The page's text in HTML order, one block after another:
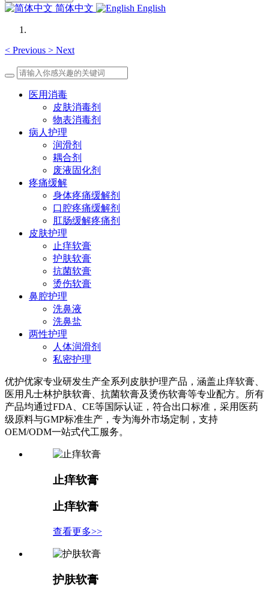
简体中文 English
< Previous > Next
医用消毒
皮肤消毒剂
物表消毒剂
病人护理
润滑剂
耦合剂
废液固化剂
疼痛缓解
身体疼痛缓解剂
口腔疼痛缓解剂
肛肠缓解疼痛剂
皮肤护理
止痒软膏
护肤软膏
抗菌软膏
烫伤软膏
鼻腔护理
洗鼻液
洗鼻盐
两性护理
人体润滑剂
私密护理
优护优家专业研发生产全系列皮肤护理产品，涵盖止痒软膏、
医用凡士林护肤软膏、抗菌软膏及烫伤软膏等专业配方。所有
产品均通过FDA、CE等国际认证，符合出口标准，采用医药
级原料与GMP标准生产，专为海外市场定制，支持
OEM/ODM一站式代工服务。
止痒软膏
止痒软膏
查看更多>>
护肤软膏